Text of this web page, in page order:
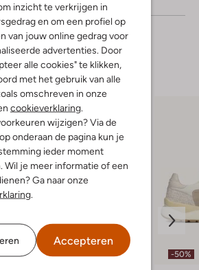
inzicht te verkrijgen in
en om een profiel op
van jouw online gedrag voor
advertenties. Door
alle cookies" te klikken,
met het gebruik van alle
omschreven in onze
cookieverklaring.
wijzigen? Via de
onderaan de pagina kun je
ieder moment
Wil je meer informatie of een
Ga naar onze
.
Accepteren
-30% -50%